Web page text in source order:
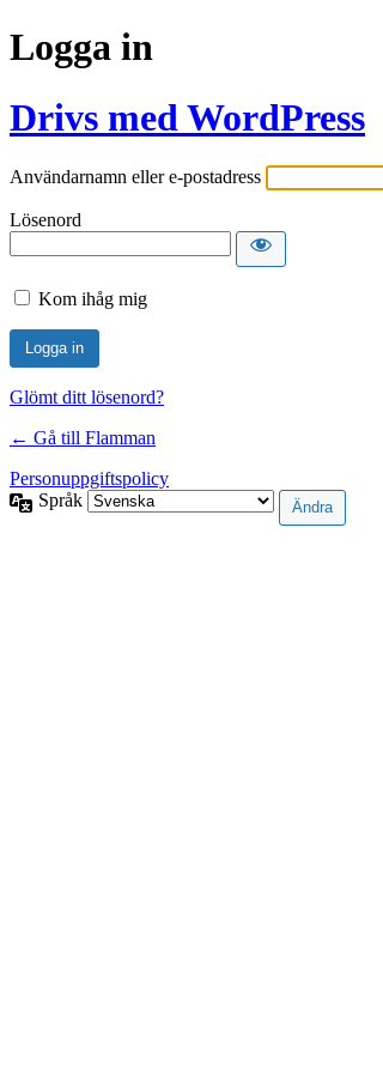
Logga in
Drivs med WordPress
Användarnamn eller e-postadress
Lösenord
Kom ihåg mig
Glömt ditt lösenord?
← Gå till Flamman
Personuppgiftspolicy
Språk